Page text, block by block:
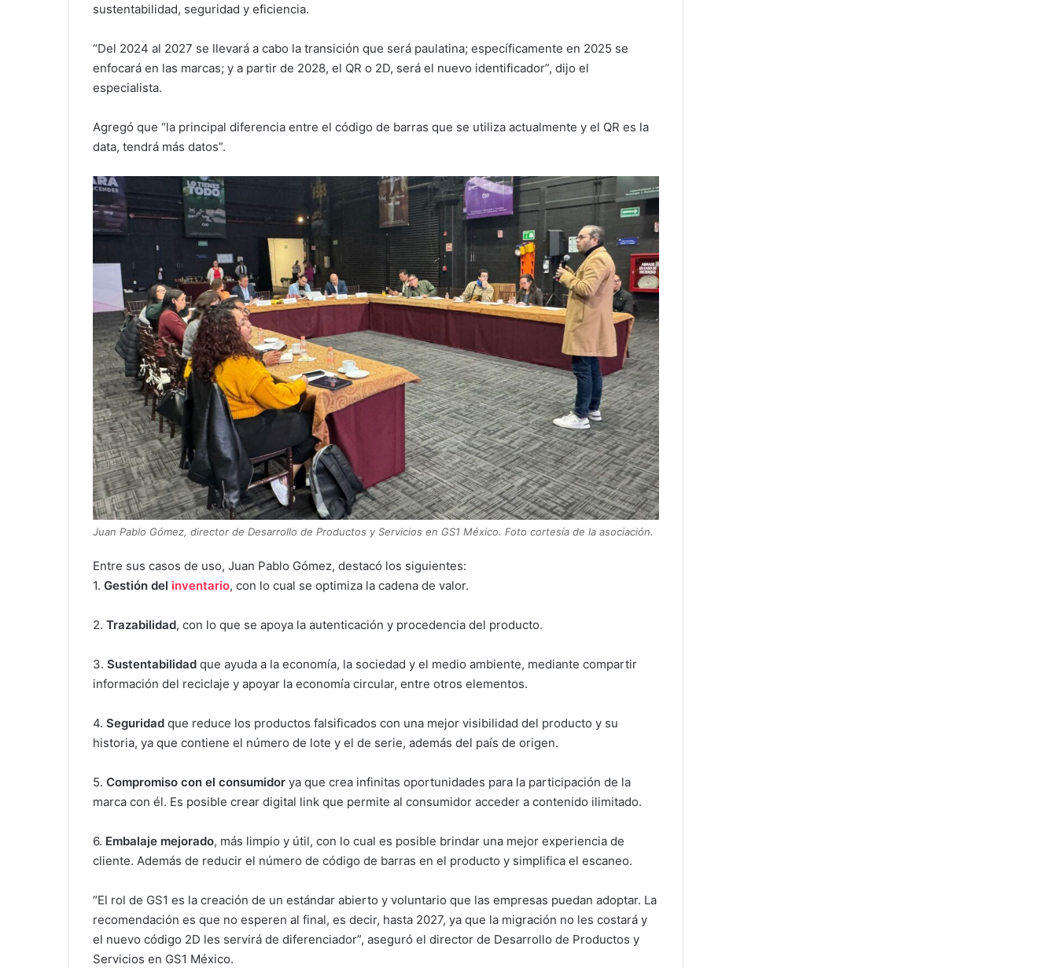
sustentabilidad, seguridad y eficiencia.
“Del 2024 al 2027 se llevará a cabo la transición que será paulatina; específicamente en 2025 se
enfocará en las marcas; y a partir de 2028, el QR o 2D, será el nuevo identificador”, dijo el
especialista.
Agregó que “la principal diferencia entre el código de barras que se utiliza actualmente y el QR es la
data, tendrá más datos”.
Juan Pablo Gómez, director de Desarrollo de Productos y Servicios en GS1 México. Foto cortesía de la asociación.
Entre sus casos de uso, Juan Pablo Gómez, destacó los siguientes:
1. Gestión del inventario, con lo cual se optimiza la cadena de valor.
2. Trazabilidad, con lo que se apoya la autenticación y procedencia del producto.
3. Sustentabilidad que ayuda a la economía, la sociedad y el medio ambiente, mediante compartir
información del reciclaje y apoyar la economía circular, entre otros elementos.
4. Seguridad que reduce los productos falsificados con una mejor visibilidad del producto y su
historia, ya que contiene el número de lote y el de serie, además del país de origen.
5. Compromiso con el consumidor ya que crea infinitas oportunidades para la participación de la
marca con él. Es posible crear digital link que permite al consumidor acceder a contenido ilimitado.
6. Embalaje mejorado, más limpio y útil, con lo cual es posible brindar una mejor experiencia de
cliente. Además de reducir el número de código de barras en el producto y simplifica el escaneo.
“El rol de GS1 es la creación de un estándar abierto y voluntario que las empresas puedan adoptar. La
recomendación es que no esperen al final, es decir, hasta 2027, ya que la migración no les costará y
el nuevo código 2D les servirá de diferenciador”, aseguró el director de Desarrollo de Productos y
Servicios en GS1 México.